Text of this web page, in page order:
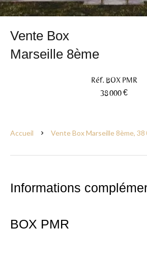
Vente Box
Marseille 8ème
Réf. BOX PMR
38 000 €
Accueil Vente Box Marseille 8ème, 38
Informations
BOX PMR